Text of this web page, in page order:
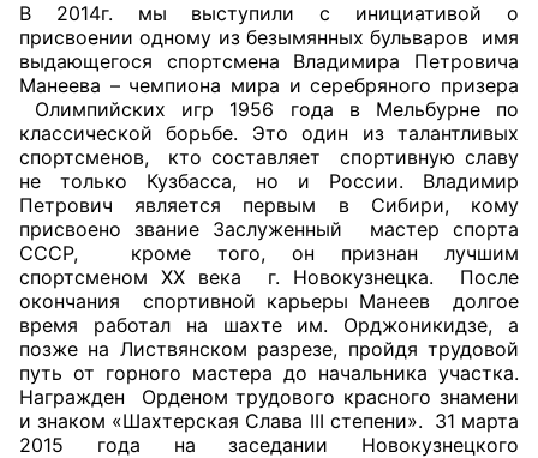
В 2014г. мы выступили с инициативой о
присвоении одному из безымянных бульваров имя
выдающегося спортсмена Владимира Петровича
Манеева – чемпиона мира и серебряного призера
Олимпийских игр 1956 года в Мельбурне по
классической борьбе. Это один из талантливых
спортсменов, кто составляет спортивную славу
не только Кузбасса, но и России. Владимир
Петрович является первым в Сибири, кому
присвоено звание Заслуженный мастер спорта
СССР, кроме того, он признан лучшим
спортсменом XX века г. Новокузнецка. После
окончания спортивной карьеры Манеев долгое
время работал на шахте им. Орджоникидзе, а
позже на Листвянском разрезе, пройдя трудовой
путь от горного мастера до начальника участка.
Награжден Орденом трудового красного знамени
и знаком «Шахтерская Слава III степени». 31 марта
2015 года на заседании Новокузнецкого